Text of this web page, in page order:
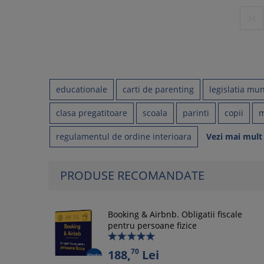
educationale carti de parenting legislatia
clasa pregatitoare scoala parinti copii
regulamentul de ordine interioara Vezi mai mult
PRODUSE RECOMANDATE
Booking & Airbnb. Obligatii fiscale
pentru persoane fizice
188,70 Lei